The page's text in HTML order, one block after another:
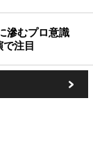
滲むプロ意識
注目